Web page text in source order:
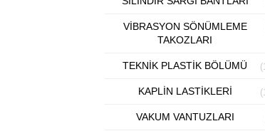
VIBRASYON SÖNÜMLEME
TAKOZLARI
TEKNIK PLASTIK BÖLÜMÜ
KAPLIN LASTIKLERI
VAKUM VANTUZLARI